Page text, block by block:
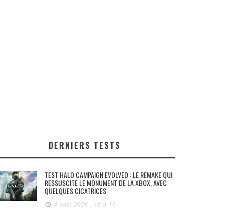
DERNIERS TESTS
TEST HALO CAMPAIGN EVOLVED : LE REMAKE QUI
RESSUSCITE LE MONUMENT DE LA XBOX, AVEC
QUELQUES CICATRICES
4 août 2026 - 10 h 17